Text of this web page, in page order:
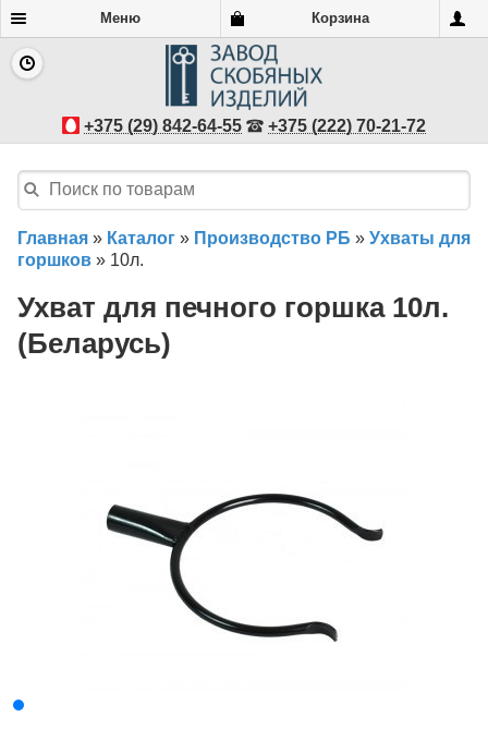
Меню Корзина
+375 (29) 842-64-55 +375 (222) 70-21-72
Главная » Каталог » Производство РБ » Ухваты для
горшков » 10л.
Ухват для печного горшка 10л.
(Беларусь)